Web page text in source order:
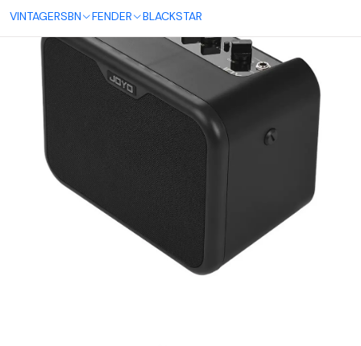
VINTAGERSBN FENDER BLACKSTAR